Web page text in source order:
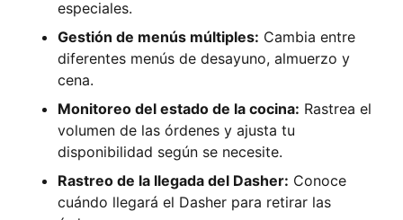
especiales.
Gestión de menús múltiples: Cambia entre
diferentes menús de desayuno, almuerzo y
cena.
Monitoreo del estado de la cocina: Rastrea el
volumen de las órdenes y ajusta tu
disponibilidad según se necesite.
Rastreo de la llegada del Dasher: Conoce
cuándo llegará el Dasher para retirar las